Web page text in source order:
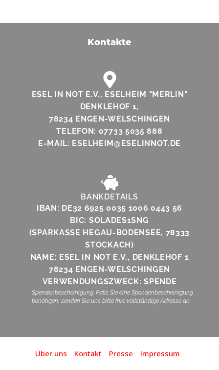
Kontakte
ESEL IN NOT E.V., ESELHEIM "MERLIN"
DENKLEHOF 1,
78234 ENGEN-WELSCHINGEN
TELEFON: 07733 5035 888
E-MAIL: ESELHEIM@ESELINNOT.DE
BANKDETAILS
IBAN: DE32 6925 0035 1006 0443 56
BIC: SOLADES1SNG
(SPARKASSE HEGAU-BODENSEE, 78333
STOCKACH)
NAME: ESEL IN NOT E.V., DENKLEHOF 1
78234 ENGEN-WELSCHINGEN
VERWENDUNGSZWECK: SPENDE
Spendenbescheinigung: Falls Sie eine Spendenbescheinigung
benötigen, senden Sie uns bitte Ihre vollständige Adresse an
Über uns Kontakt Presse Impressum